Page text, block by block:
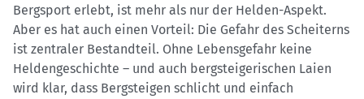
Bergsport erlebt, ist mehr als nur der Helden-Aspekt.
Aber es hat auch einen Vorteil: Die Gefahr des Scheiterns
ist zentraler Bestandteil. Ohne Lebensgefahr keine
Heldengeschichte – und auch bergsteigerischen Laien
wird klar, dass Bergsteigen schlicht und einfach